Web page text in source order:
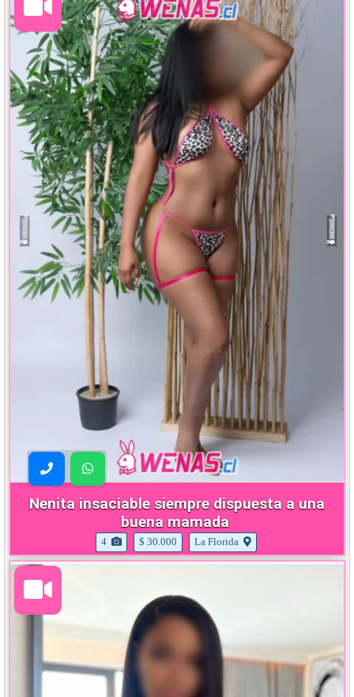
Nenita insaciable siempre dispuesta a una
buena mamada
4 $ 30.000 La Florida